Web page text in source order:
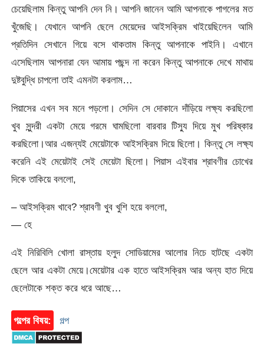
চেয়েছিলাম কিন্তু আপনি দেন নি। আপনি জানেন আমি আপনাকে পাগলের মত
খুঁজেছি। যেখানে আপনি ছেলে মেয়েদের আইসক্রিম খাইয়েছিলেন আমি
প্রতিদিন সেখানে গিয়ে বসে থাকতাম কিন্তু আপনাকে পাইনি। এখানে
এসেছিলাম আপনারা যেন আমায় পছন্দ না করেন কিন্তু আপনাকে দেখে মাথায়
দুষ্টবুদ্ধি চাপলো তাই এমনটা করলাম…
পিয়াসের এখন সব মনে পড়লো। সেদিন সে দোকানে দাঁড়িয়ে লক্ষ্য করছিলো
খুব সুন্দরী একটা মেয়ে গরমে ঘামছিলো বারবার টিস্যু দিয়ে মুখ পরিষ্কার
করছিলো।আর এজন্যই মেয়েটাকে আইসক্রিম দিয়ে ছিলো। কিন্তু সে লক্ষ্য
করেনি এই মেয়েটাই সেই মেয়েটা ছিলো। পিয়াস এইবার শ্রাবণীর চোখের
দিকে তাকিয়ে বললো,
– আইসক্রিম খাবে? শ্রাবণী খুব খুশি হয়ে বললো,
— হে
এই নিরিবিলি খোলা রাস্তায় হলুদ সোডিয়ামের আলোর নিচে হাটছে একটা
ছেলে আর একটা মেয়ে।মেয়েটার এক হাতে আইসক্রিম আর অন্য হাত দিয়ে
ছেলেটাকে শক্ত করে ধরে আছে…
গল্পের বিষয়: গল্প